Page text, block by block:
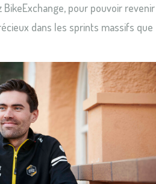
BikeExchange, pour pouvoir revenir
dans les sprints massifs que